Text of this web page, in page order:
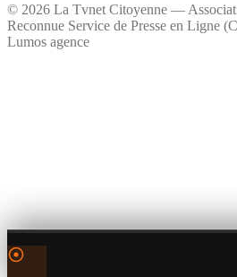
© 2026 La Tvnet Citoyenne —
Reconnue Service de Presse en Ligne
Lumos agence